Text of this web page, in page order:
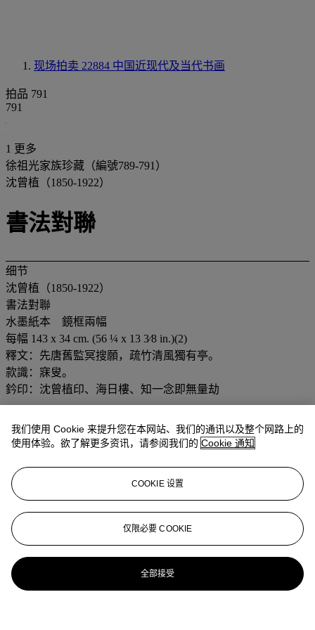
现场拍卖 22884 中国近现代及当代书画
拍品 791
791
1 更多
徐祖光家族珍藏（編號789-791）
沈曾植（1850-1922）
書法對聯
细节
沈曾植（1850-1922）
書法對聯
水墨紙本 鏡框兩幅
每幅 143 x 34 cm. (56 ¼ x 13 3⁄8 in.)(2)
釋文：先唐舊監冥搜願，疏竹清風獨有亭。
款識：寐叟。
鈐印：沈曾植印、海日樓、知一念即無量劫
登入
更多来自中国近现代及当代书画
查看全部
查看全部
我们使用 Cookie 来提升您在本网站、我们的通讯以及整个网路上的
使用体验。欲了解更多资讯，请参阅我们的 Cookie 通知
COOKIE 设置
仅限必要 COOKIE
全部接受